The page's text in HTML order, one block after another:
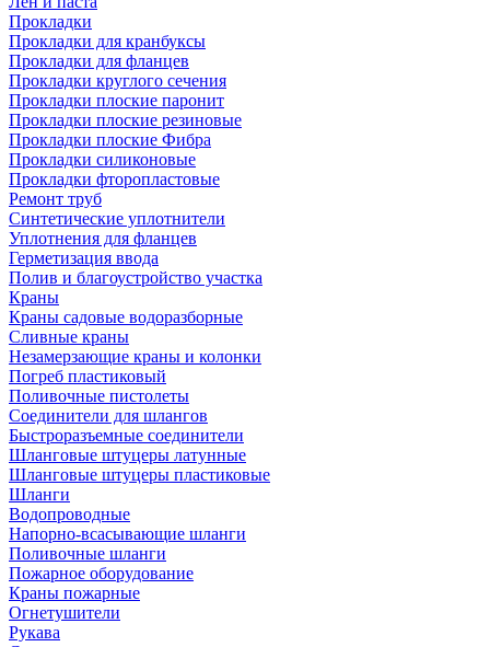
Прокладки
Прокладки для кранбуксы
Прокладки для фланцев
Прокладки круглого сечения
Прокладки плоские паронит
Прокладки плоские резиновые
Прокладки плоские Фибра
Прокладки силиконовые
Прокладки фторопластовые
Ремонт труб
Синтетические уплотнители
Уплотнения для фланцев
Герметизация ввода
Полив и благоустройство участка
Краны
Краны садовые водоразборные
Сливные краны
Незамерзающие краны и колонки
Погреб пластиковый
Поливочные пистолеты
Соединители для шлангов
Быстроразъемные соединители
Шланговые штуцеры латунные
Шланговые штуцеры пластиковые
Шланги
Водопроводные
Напорно-всасывающие шланги
Поливочные шланги
Пожарное оборудование
Краны пожарные
Огнетушители
Рукава